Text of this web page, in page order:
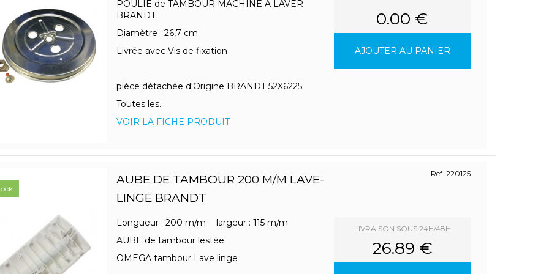
POULIE de TAMBOUR MACHINE A LAVER
BRANDT
Diamètre : 26,7 cm
Livrée avec Vis de fixation
pièce détachée d'Origine BRANDT 52X6225
Toutes les...
VOIR LA FICHE PRODUIT
0.00 €
AJOUTER AU PANIER
AUBE DE TAMBOUR 200 M/M LAVE-
LINGE BRANDT
Ref. 220125
Longueur : 200 m/m - largeur : 115 m/m
AUBE de tambour lestée
OMEGA tambour Lave linge
LIVRAISON SOUS 24H/48H
26.89 €